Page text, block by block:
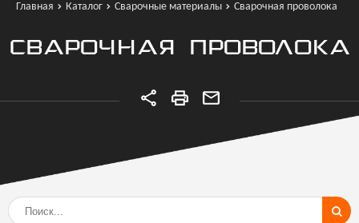
Главная Каталог Сварочные материалы Сварочная проволока
СВАРОЧНАЯ ПРОВОЛОКА